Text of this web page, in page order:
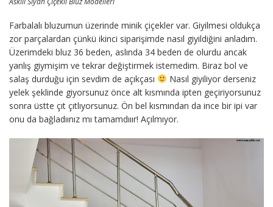
Farbalalı bluzumun üzerinde minik çiçekler var. Giyilmesi oldukça
zor parçalardan çünkü ikinci siparişimde nasıl giyildiğini anladım.
Üzerimdeki bluz 36 beden, aslında 34 beden de olurdu ancak
yanlış giymişim ve tekrar değiştirmek istemedim. Biraz bol ve
salaş durduğu için sevdim de açıkçası
Nasıl giyiliyor derseniz
yelek şeklinde giyorsunuz önce alt kısmında ipten geçiriyorsunuz
sonra üstte çıt çıtlıyorsunuz. Ön bel kısmından da ince bir ipi var
onu da bağladıınız mı tamamdııır! Açılmıyor.